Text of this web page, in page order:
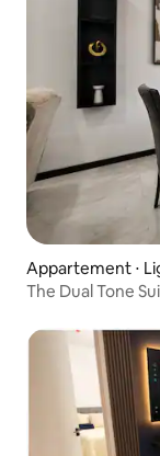
Appartement ⋅
The Dual Tone